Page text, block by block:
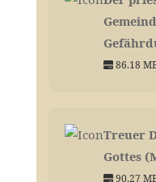
86.18
Treuer
Gottes
90.27